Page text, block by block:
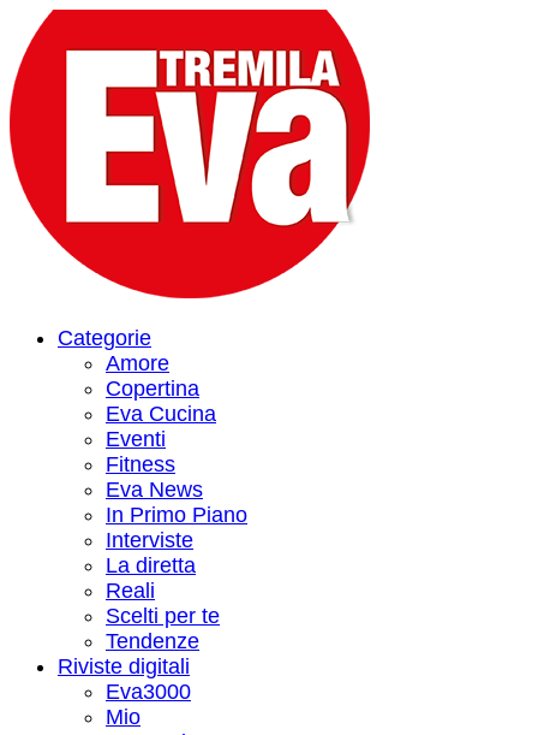
Categorie
Amore
Copertina
Eva Cucina
Eventi
Fitness
Eva News
In Primo Piano
Interviste
La diretta
Reali
Scelti per te
Tendenze
Riviste digitali
Eva3000
Mio